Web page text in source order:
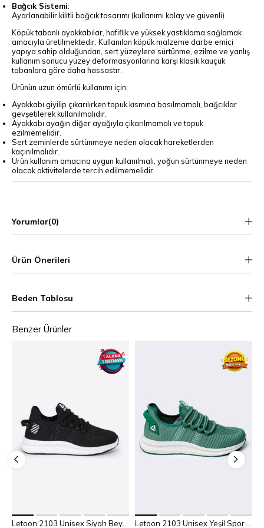
Bağcık Sistemi:
Ayarlanabilir kilitli bağcık tasarımı (kullanımı kolay ve güvenli)
Köpük tabanlı ayakkabılar, hafiflik ve yüksek yastıklama sağlamak
amacıyla üretilmektedir. Kullanılan köpük malzeme darbe emici
yapıya sahip olduğundan, sert yüzeylere sürtünme, ezilme ve yanlış
kullanım sonucu yüzey deformasyonlarına karşı klasik kauçuk
tabanlara göre daha hassastır.
Ürünün uzun ömürlü kullanımı için;
Ayakkabı giyilip çıkarılırken topuk kısmına basılmamalı, bağcıklar
gevşetilerek kullanılmalıdır.
Ayakkabı ayağın diğer ayağıyla çıkarılmamalı ve topuk
ezilmemelidir.
Sert zeminlerde sürtünmeye neden olacak hareketlerden
kaçınılmalıdır.
Ürün kullanım amacına uygun kullanılmalı, yoğun sürtünmeye neden
olacak aktivitelerde tercih edilmemelidir.
Yorumlar(0)
Ürün Önerileri
Beden Tablosu
Benzer Ürünler
Sepete Ekle
36 37 38 39
40
Letoon 2103 Unisex Siyah Beyaz Spor Ayakkabı Sepete Ekle
36 37 38 39
40
Letoon 2103 Unisex Yeşil Spor Ayakkabı